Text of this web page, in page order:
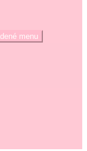
menu